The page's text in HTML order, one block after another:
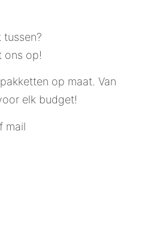
tussen?
ons op!
op maat. Van
elk budget!
mail